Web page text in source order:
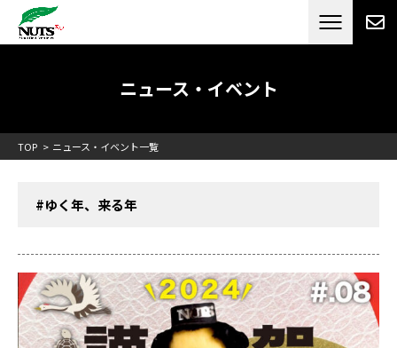
日本最大級のキャンピングカーメーカー
RV[テレビCM放送]
ニュース・イベント
TOP ニュース・イベント一覧
#ゆく年、来る年